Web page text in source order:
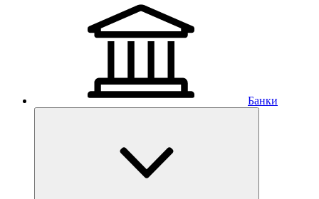
Банки